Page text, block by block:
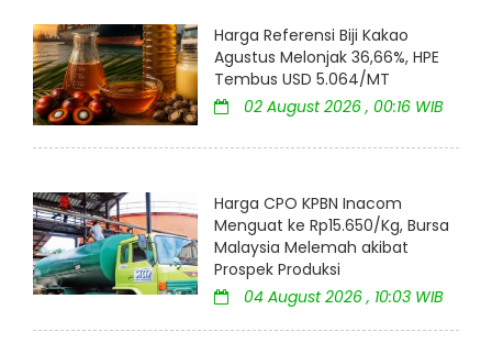
Harga Referensi Biji Kakao
Agustus Melonjak 36,66%, HPE
Tembus USD 5.064/MT
02 August 2026 , 00:16 WIB
Harga CPO KPBN Inacom
Menguat ke Rp15.650/Kg, Bursa
Malaysia Melemah akibat
Prospek Produksi
04 August 2026 , 10:03 WIB